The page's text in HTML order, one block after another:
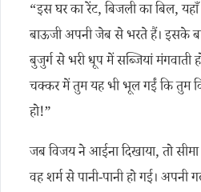
“इस घर का रेंट, बिजली का बिल,
बाऊजी अपनी जेब से भरते हैं। इसके
बुजुर्ग से भरी धूप में सब्जियां
चक्कर में तुम यह भी भूल गईं कि तुम
हो!”
जब विजय ने आईना दिखाया, तो
वह शर्म से पानी-पानी हो गई।